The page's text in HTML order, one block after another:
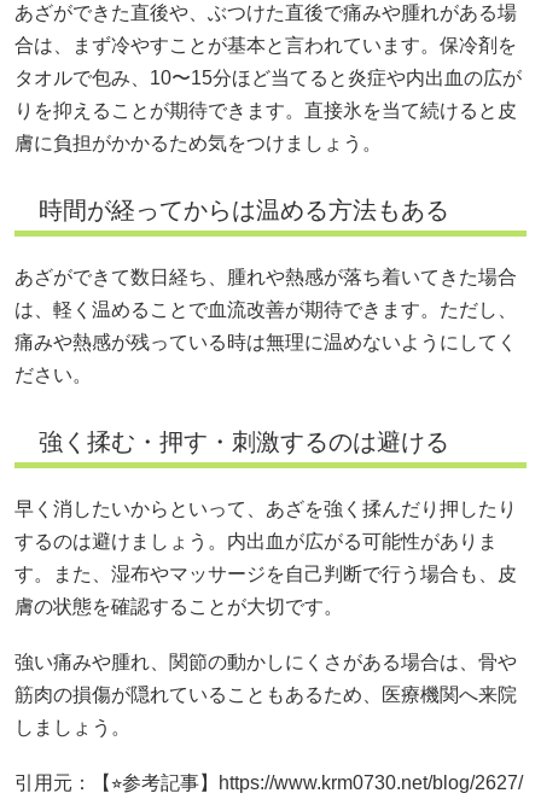
あざができた直後や、ぶつけた直後で痛みや腫れがある場
合は、まず冷やすことが基本と言われています。保冷剤を
タオルで包み、10〜15分ほど当てると炎症や内出血の広が
りを抑えることが期待できます。直接氷を当て続けると皮
膚に負担がかかるため気をつけましょう。
時間が経ってからは温める方法もある
あざができて数日経ち、腫れや熱感が落ち着いてきた場合
は、軽く温めることで血流改善が期待できます。ただし、
痛みや熱感が残っている時は無理に温めないようにしてく
ださい。
強く揉む・押す・刺激するのは避ける
早く消したいからといって、あざを強く揉んだり押したり
するのは避けましょう。内出血が広がる可能性がありま
す。また、湿布やマッサージを自己判断で行う場合も、皮
膚の状態を確認することが大切です。
強い痛みや腫れ、関節の動かしにくさがある場合は、骨や
筋肉の損傷が隠れていることもあるため、医療機関へ来院
しましょう。
引用元：【⭐︎参考記事】https://www.krm0730.net/blog/2627/